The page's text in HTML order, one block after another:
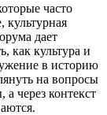
часто
культурная
дает
как культура и
в историю
на вопросы
через контекст